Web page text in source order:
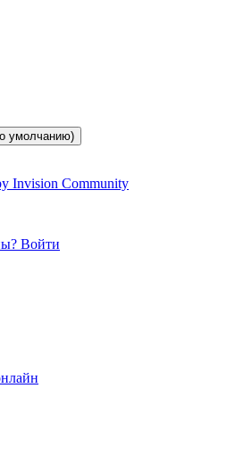
умолчанию)
Invision Community
Войти